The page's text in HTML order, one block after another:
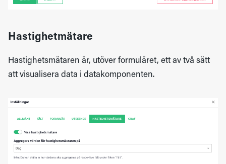
Hastighetmätare
Hastighetsmätaren är, utöver formuläret, ett av två sätt
att visualisera data i datakomponenten.